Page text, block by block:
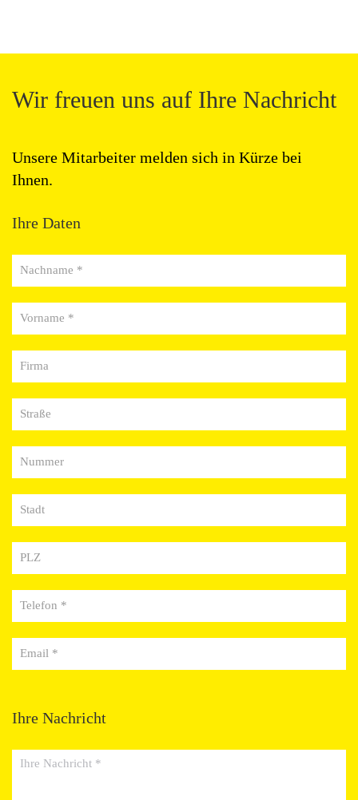
Wir freuen uns auf Ihre Nachricht
Unsere Mitarbeiter melden sich in Kürze bei
Ihnen.
Ihre Daten
Ihre Nachricht
Ihre Nachricht